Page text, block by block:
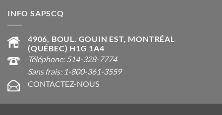
INFO SAPSCQ
4906, BOUL. GOUIN EST, MONTRÉAL
(QUÉBEC) H1G 1A4
Téléphone: 514-328-7774
Sans frais: 1-800-361-3559
CONTACTEZ-NOUS